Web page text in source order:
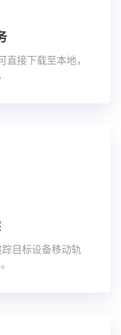
接下载至本地，
目标设备移动轨